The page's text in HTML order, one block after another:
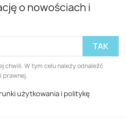
o nowościach i
chwili. W tym celu należy odnaleźć
prawnej.
użytkowania i politykę